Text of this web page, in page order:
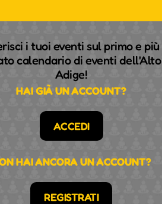
i tuoi eventi sul primo e più
calendario di eventi dell'Alto
Adige!
HAI GIÀ UN ACCOUNT?
ACCEDI
HAI ANCORA UN ACCOUNT?
REGISTRATI